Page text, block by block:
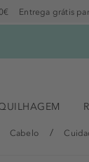
Entrega grátis
Cabelo